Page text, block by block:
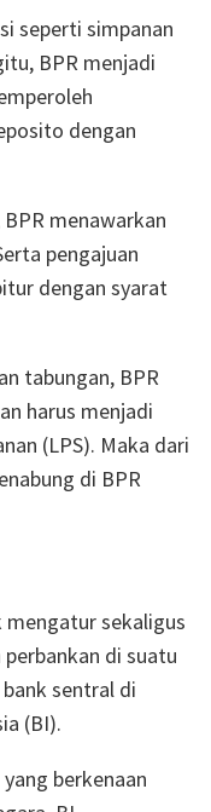
seperti simpanan
BPR menjadi
dengan
menawarkan
pengajuan
dengan syarat
tabungan, BPR
harus menjadi
(LPS). Maka dari
di BPR
sekaligus
di suatu
sentral di
(BI).
berkenaan